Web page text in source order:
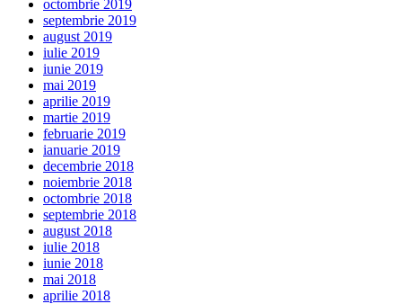
octombrie 2019
septembrie 2019
august 2019
iulie 2019
iunie 2019
mai 2019
aprilie 2019
martie 2019
februarie 2019
ianuarie 2019
decembrie 2018
noiembrie 2018
octombrie 2018
septembrie 2018
august 2018
iulie 2018
iunie 2018
mai 2018
aprilie 2018